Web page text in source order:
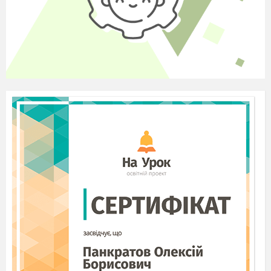
поповнення новими словами частина мови. У найбільшому
11- томному словнику
української мови нараховано
близько 13500 слів! Половина з них припадає на іменник.
Я запрошую вас у подорож. Відгадавши загадку, дізнаємося,
По хвилях лебідь пливе,
Людей на собі везе. (Корабель)
- Отже, я запрошую вас на борт корабля. Як ми його
назвемо? (Кмітливий, …)
У вас на партах лежить карта із завданнями. Рухаючись у
зазначеному напрямку, ми дістанемося фінішу. (на дошці
схема руху) .
Завдання
Старт
Відгадування загадки.